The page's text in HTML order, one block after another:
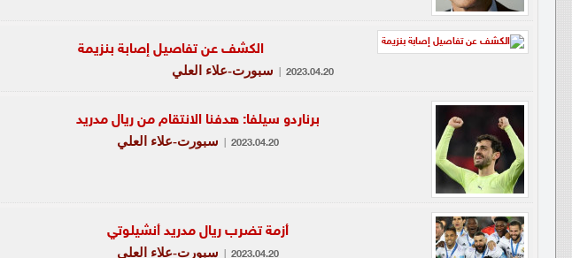
الكشف عن تفاصيل إصابة بنزيمة
2023.04.20 سبورت-علاء العلي
برناردو سيلفا: هدفنا الانتقام من ريال مدريد
2023.04.20 سبورت-علاء العلي
أزمة تضرب ريال مدريد أنشيلوتي
2023.04.20 سبورت-علاء العلي